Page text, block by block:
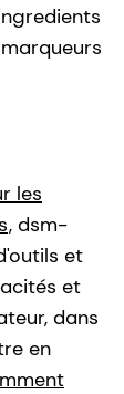
les
, dsm-
et
et
dans
en